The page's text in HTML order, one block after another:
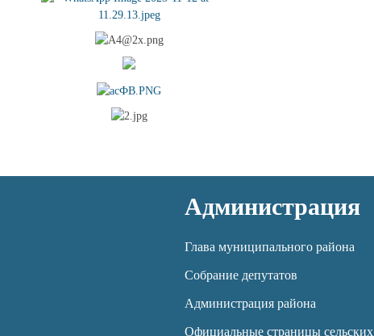
Администрация
Глава муниципального района
Собрание депутатов
Администрация района
Официальные страницы сельских